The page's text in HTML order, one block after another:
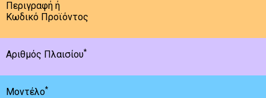
Περιγραφή ή
Κωδικό Προϊόντος
Αριθμός Πλαισίου*
Μοντέλο*